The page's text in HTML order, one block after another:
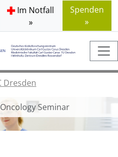
Im Notfall
»
Spenden
»
Dresden
Seminar